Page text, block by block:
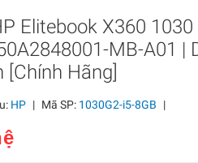
Elitebook X360
MB-A01 |
[Chính Hãng]
HP | Mã SP: 1030G2-i5-8GB |